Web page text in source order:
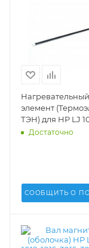
Нагревательный
элемент
ТЭН) для HP LJ
1015, 1018, 1022
Достаточно
СООБЩИТЬ О